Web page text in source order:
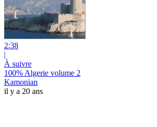
2:38
|
À suivre
100% Algerie volume 2
Kamonian
il y a 20 ans